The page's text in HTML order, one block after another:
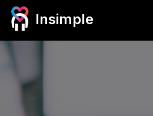
Insimple